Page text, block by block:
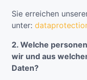
Sie erreichen
unter:
2. Welche
wir und aus
Daten?